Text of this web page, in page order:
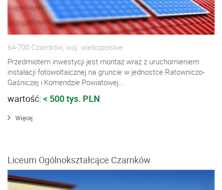
64-700 Czarnków, woj. wielkopolskie
Przedmiotem inwestycji jest montaż wraz z uruchomieniem
instalacji fotowoltaicznej na gruncie w jednostce Ratowniczo-
Gaśniczej i Komendzie Powiatowej...
wartość: < 500 tys. PLN
Więcej
Liceum Ogólnokształcące Czarnków